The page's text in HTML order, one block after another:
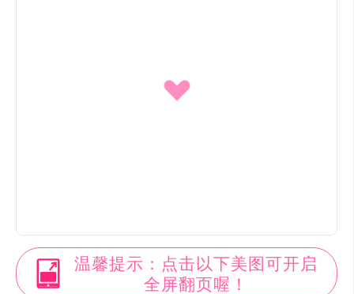
温馨提示：点击以下美图可开启
全屏翻页喔！